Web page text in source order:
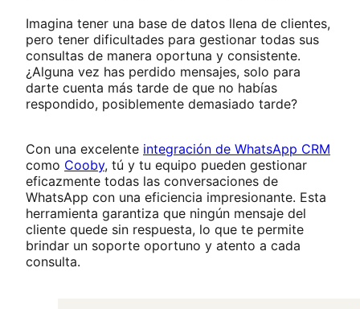
Imagina tener una base de datos llena de clientes,
pero tener dificultades para gestionar todas sus
consultas de manera oportuna y consistente.
¿Alguna vez has perdido mensajes, solo para
darte cuenta más tarde de que no habías
respondido, posiblemente demasiado tarde?
Con una excelente integración de WhatsApp CRM
como Cooby, tú y tu equipo pueden gestionar
eficazmente todas las conversaciones de
WhatsApp con una eficiencia impresionante. Esta
herramienta garantiza que ningún mensaje del
cliente quede sin respuesta, lo que te permite
brindar un soporte oportuno y atento a cada
consulta.